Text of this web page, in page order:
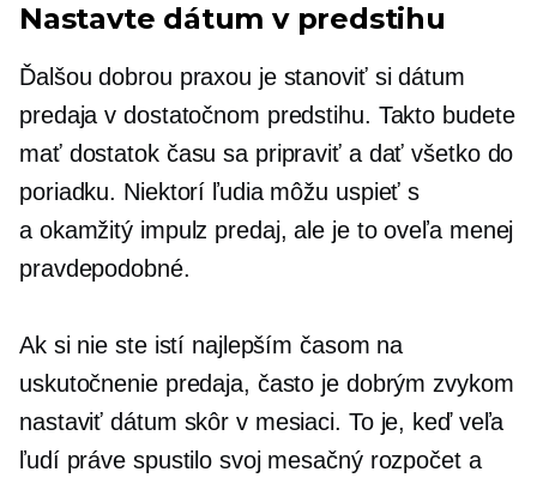
Nastavte dátum v predstihu
Ďalšou dobrou praxou je stanoviť si dátum
predaja v dostatočnom predstihu. Takto budete
mať dostatok času sa pripraviť a dať všetko do
poriadku. Niektorí ľudia môžu uspieť s
a okamžitý impulz predaj, ale je to oveľa menej
pravdepodobné.
Ak si nie ste istí najlepším časom na
uskutočnenie predaja, často je dobrým zvykom
nastaviť dátum skôr v mesiaci. To je, keď veľa
ľudí práve spustilo svoj mesačný rozpočet a